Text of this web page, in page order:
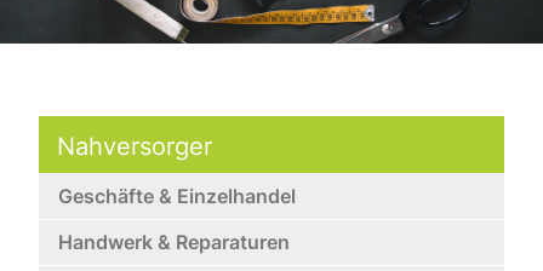
Nahversorger
Geschäfte & Einzelhandel
Handwerk & Reparaturen